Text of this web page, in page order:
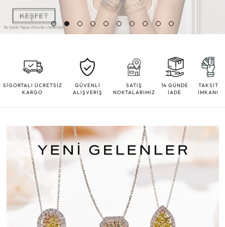
SİGORTALI ÜCRETSİZ
KARGO
GÜVENLİ
ALIŞVERİŞ
SATIŞ
NOKTALARIMIZ
14 GÜNDE
İADE
TAKSİT
İMKANI